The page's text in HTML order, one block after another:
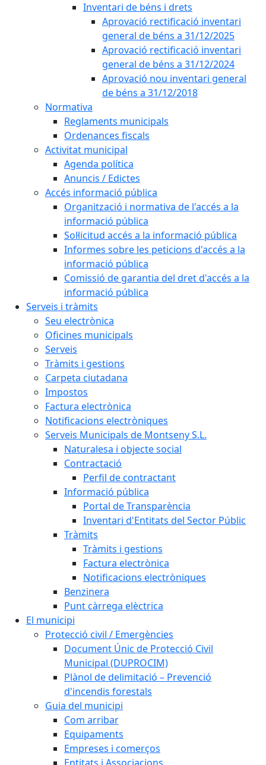
Inventari de béns i drets
Aprovació rectificació inventari
general de béns a 31/12/2025
Aprovació rectificació inventari
general de béns a 31/12/2024
Aprovació nou inventari general
de béns a 31/12/2018
Normativa
Reglaments municipals
Ordenances fiscals
Activitat municipal
Agenda política
Anuncis / Edictes
Accés informació pública
Organització i normativa de l'accés a la
informació pública
Sol·licitud accés a la informació pública
Informes sobre les peticions d'accés a la
informació pública
Comissió de garantia del dret d'accés a la
informació pública
Serveis i tràmits
Seu electrònica
Oficines municipals
Serveis
Tràmits i gestions
Carpeta ciutadana
Impostos
Factura electrònica
Notificacions electròniques
Serveis Municipals de Montseny S.L.
Naturalesa i objecte social
Contractació
Perfil de contractant
Informació pública
Portal de Transparència
Inventari d'Entitats del Sector Públic
Tràmits
Tràmits i gestions
Factura electrònica
Notificacions electròniques
Benzinera
Punt càrrega elèctrica
El municipi
Protecció civil / Emergències
Document Únic de Protecció Civil
Municipal (DUPROCIM)
Plànol de delimitació – Prevenció
d'incendis forestals
Guia del municipi
Com arribar
Equipaments
Empreses i comerços